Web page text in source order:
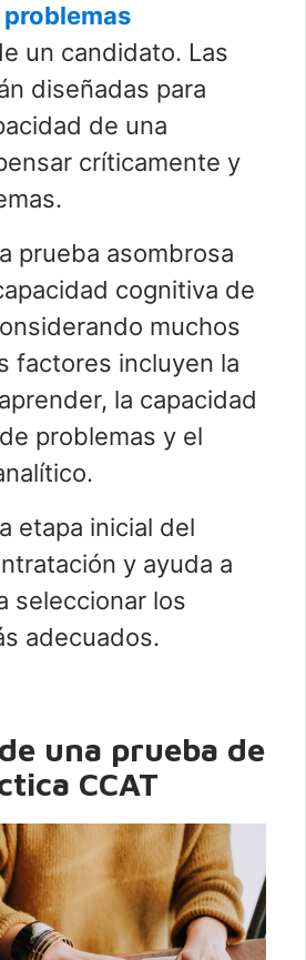
un candidato. Las
diseñadas para
de una
críticamente y
prueba asombrosa
cognitiva de
muchos
factores incluyen la
la capacidad
problemas y el
etapa inicial del
y ayuda a
seleccionar los
adecuados.
una prueba de
CCAT